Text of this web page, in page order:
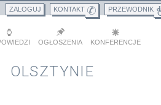
PRZEWODNIK
KONTAKT
ZALOGUJ
KONFERENCJE
OGŁOSZENIA
OLSZTYNIE